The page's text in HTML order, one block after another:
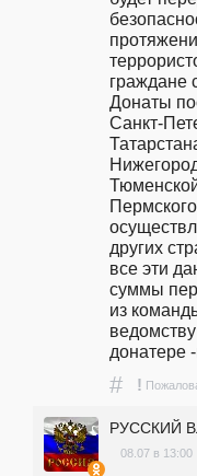
граждане
Донаты
Санкт-
других
все эти
суммы
из
донатере
# !
РУССКИЙ
08.07 в 13:00